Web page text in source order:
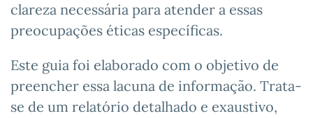
clareza necessária para atender a essas
preocupações éticas específicas.
Este guia foi elaborado com o objetivo de
preencher essa lacuna de informação. Trata-
se de um relatório detalhado e exaustivo,